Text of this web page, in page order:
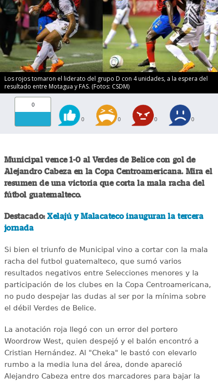
Los rojos tomaron el liderato del grupo D con 4 unidades, a la espera del
resultado entre Motagua y FAS. (Fotos: CSDM)
0
0 0 0 0
Municipal vence 1-0 al Verdes de Belice con gol de
Alejandro Cabeza en la Copa Centroamericana. Mira el
resumen de una victoria que corta la mala racha del
fútbol guatemalteco.
Destacado:Xelajú y Malacateco inauguran la tercera
jornada
Si bien el triunfo de Municipal vino a cortar con la mala
racha del futbol guatemalteco, que sumó varios
resultados negativos entre Selecciones menores y la
participación de los clubes en la Copa Centroamericana,
no pudo despejar las dudas al ser por la mínima sobre
el débil Verdes de Belice.
La anotación roja llegó con un error del portero
Woordrow West, quien despejó y el balón encontró a
Cristian Hernández. Al "Cheka" le bastó con elevarlo
rumbo a la media luna del área, donde apareció
Alejandro Cabeza entre dos marcadores para bajar la